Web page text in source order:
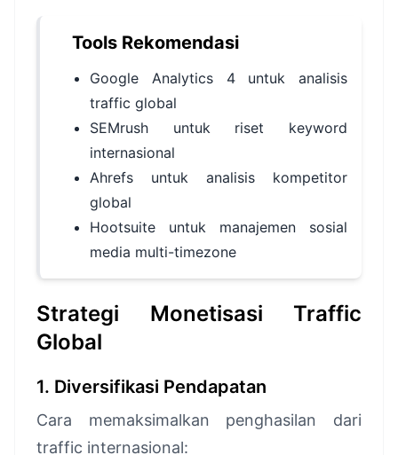
Tools Rekomendasi
Google Analytics 4 untuk analisis
traffic global
SEMrush untuk riset keyword
internasional
Ahrefs untuk analisis kompetitor
global
Hootsuite untuk manajemen sosial
media multi-timezone
Strategi Monetisasi Traffic
Global
1. Diversifikasi Pendapatan
Cara memaksimalkan penghasilan dari
traffic internasional: